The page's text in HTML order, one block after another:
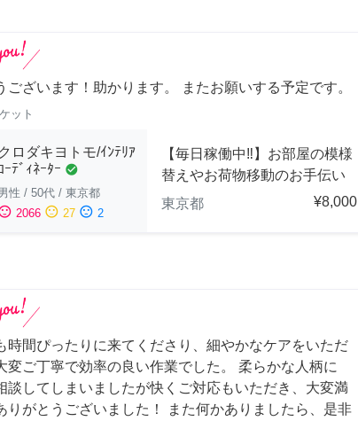
ございます！助かります。 またお願いする予定です。
ット
クロダキヨトモ/ｲﾝﾃﾘｱ
ｰﾃﾞｨﾈｰﾀｰ check_circle
性 / 50代 / 東京都
2066 sentiment_neutral 27 sentiment_dissatisfied 2
【毎日稼働中‼︎】お部屋の模様
替えやお荷物移動のお手伝い
東京都
¥8,000
時間ぴったりに来てくださり、細やかなケアをいただ
変ご丁寧で効率の良い作業でした。 柔らかな人柄に
談してしまいましたが快くご対応もいただき、大変満
りがとうございました！ また何かありましたら、是非